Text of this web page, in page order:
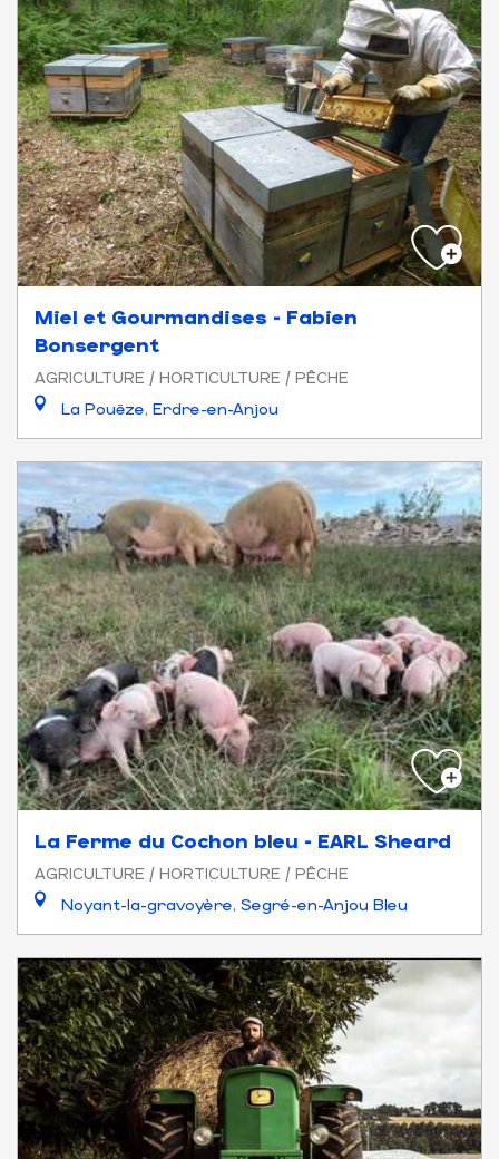
Miel et Gourmandises - Fabien
Bonsergent
AGRICULTURE / HORTICULTURE / PÊCHE
La Pouëze, Erdre-en-Anjou
La Ferme du Cochon bleu - EARL Sheard
AGRICULTURE / HORTICULTURE / PÊCHE
Noyant-la-gravoyère, Segré-en-Anjou Bleu